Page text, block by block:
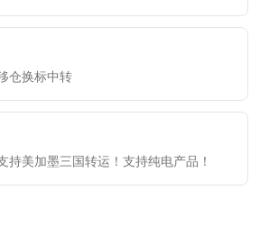
仓换标中转
持美加墨三国转运！支持纯电产品！